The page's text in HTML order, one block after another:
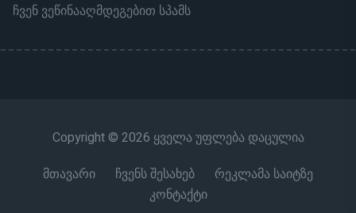
ჩვენ ვეწინააღმდეგებით სპამს
Copyright © 2026 ყველა უფლება დაცულია
მთავარი
ჩვენს შესახებ
რეკლამა საიტზე
კონტაქტი